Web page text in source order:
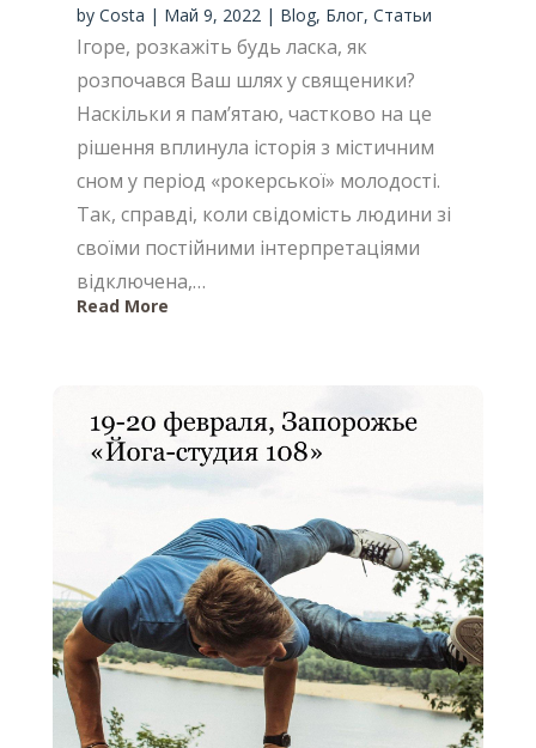
by Costa | Май 9, 2022| Blog, Блог, Статьи
Ігоре, розкажіть будь ласка, як
розпочався Ваш шлях у священики?
Наскільки я пам’ятаю, частково на це
рішення вплинула історія з містичним
сном у період «рокерської» молодості.
Так, справді, коли свідомість людини зі
своїми постійними інтерпретаціями
відключена,…
Read More